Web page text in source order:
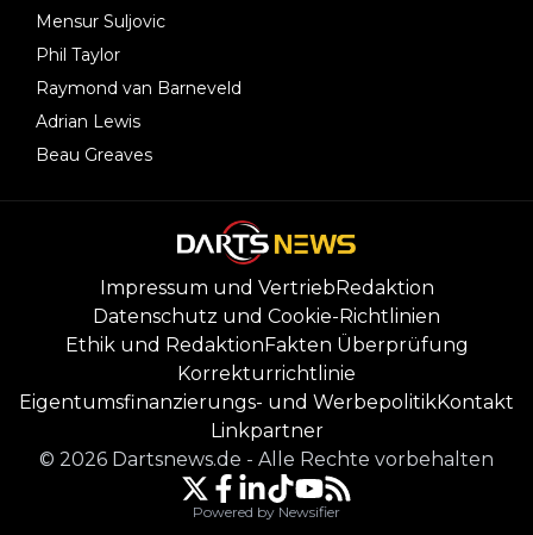
Mensur Suljovic
Phil Taylor
Raymond van Barneveld
Adrian Lewis
Beau Greaves
Impressum und VertriebRedaktion
Datenschutz und Cookie-Richtlinien
Ethik und RedaktionFakten Überprüfung
Korrekturrichtlinie
Eigentumsfinanzierungs- und WerbepolitikKontakt
Linkpartner
© 2026 Dartsnews.de - Alle Rechte vorbehalten
Powered by Newsifier